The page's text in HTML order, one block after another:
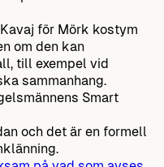
för Mörk kostym
om den kan
till exempel vid
sammanhang.
Smart
och det är en formell